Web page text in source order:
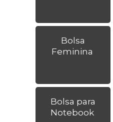
Bolsa
Feminina
Bolsa para
Notebook